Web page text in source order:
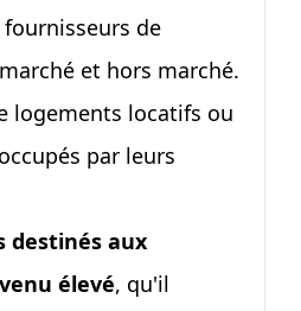
de
et hors marché.
logements locatifs ou
par leurs
destinés aux
élevé, qu'il